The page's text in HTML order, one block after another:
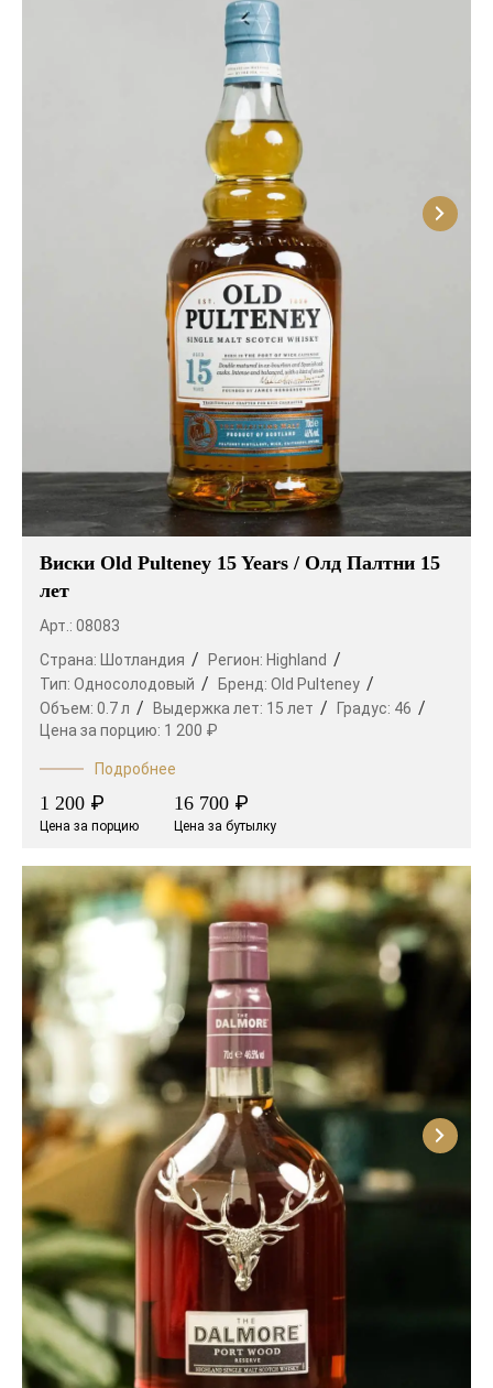
Виски Old Pulteney 15 Years / Олд Палтни 15
лет
Арт.: 08083
Страна:
Шотландия Регион: Highland
Тип: Односолодовый Бренд: Old Pulteney
Объем: 0.7 л Выдержка лет: 15 лет Градус: 46
Цена за порцию: 1 200 ₽
Подробнее
1 200 ₽
Цена за порцию
16 700 ₽
Цена за бутылку